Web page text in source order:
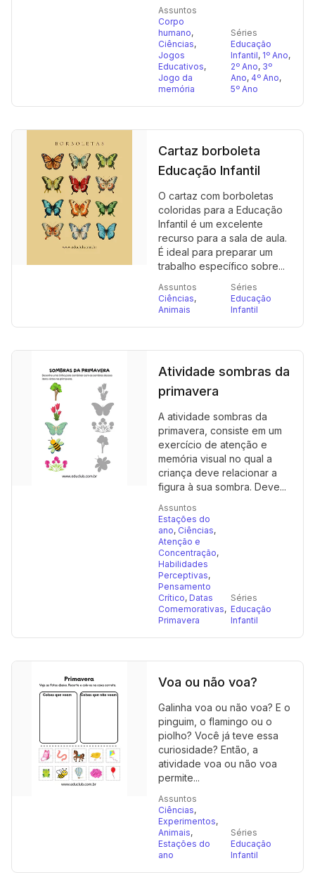
Assuntos
Corpo
humano,
Ciências,
Jogos
Educativos,
Jogo da
memória
Séries
Educação
Infantil, 1º Ano,
2º Ano, 3º
Ano, 4º Ano,
5º Ano
Cartaz borboleta
Educação Infantil
O cartaz com borboletas
coloridas para a Educação
Infantil é um excelente
recurso para a sala de aula.
É ideal para preparar um
trabalho específico sobre...
Assuntos
Ciências,
Animais
Séries
Educação
Infantil
Atividade sombras da
primavera
A atividade sombras da
primavera, consiste em um
exercício de atenção e
memória visual no qual a
criança deve relacionar a
figura à sua sombra. Deve...
Assuntos
Estações do
ano, Ciências,
Atenção e
Concentração,
Habilidades
Perceptivas,
Pensamento
Crítico, Datas
Comemorativas,
Primavera
Séries
Educação
Infantil
Voa ou não voa?
Galinha voa ou não voa? E o
pinguim, o flamingo ou o
piolho? Você já teve essa
curiosidade? Então, a
atividade voa ou não voa
permite...
Assuntos
Ciências,
Experimentos,
Animais,
Estações do
ano
Séries
Educação
Infantil